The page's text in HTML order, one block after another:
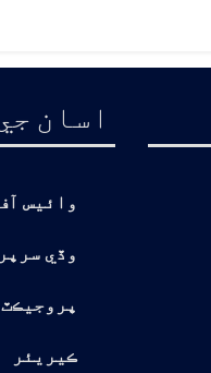
اسان
وائيس
وڏي
ڪيريئر